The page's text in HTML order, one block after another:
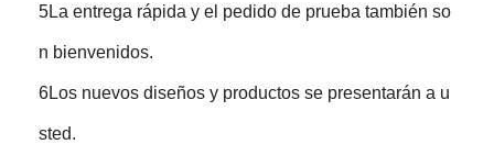
5La entrega rápida y el pedido de prueba también so
n bienvenidos.
6Los nuevos diseños y productos se presentarán a u
sted.